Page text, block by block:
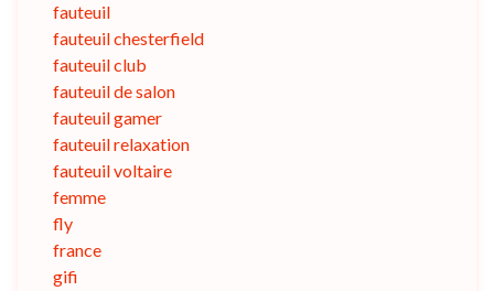
fauteuil
fauteuil chesterfield
fauteuil club
fauteuil de salon
fauteuil gamer
fauteuil relaxation
fauteuil voltaire
femme
fly
france
gifi